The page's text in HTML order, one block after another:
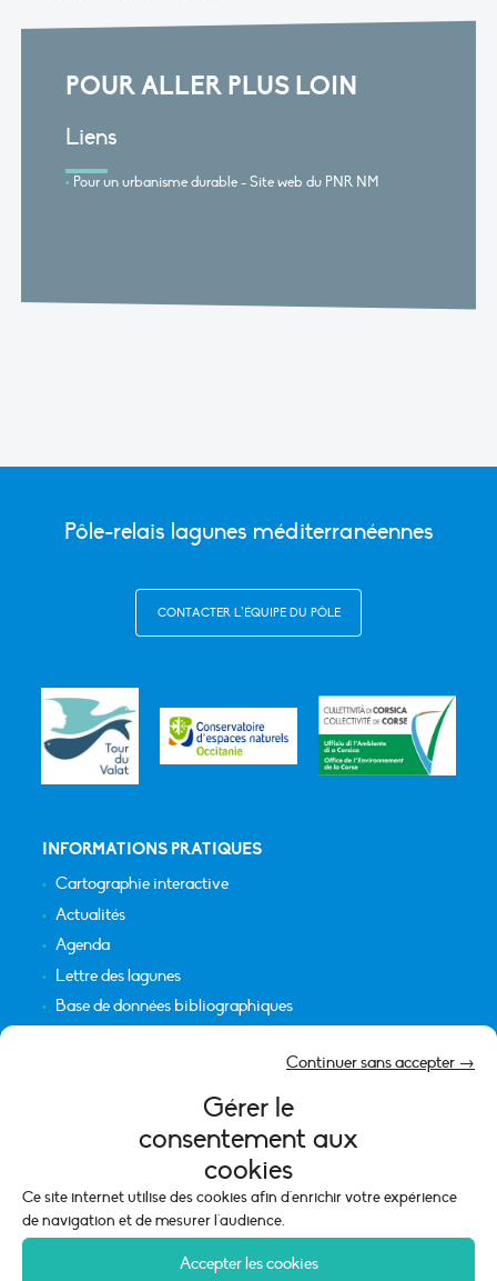
Gérer le
consentement aux
cookies
Ce site internet utilise des cookies afin d'enrichir votre expérience
de navigation et de mesurer l'audience.
Accepter les cookies
Continuer sans accepter →
POUR ALLER PLUS LOIN
Liens
Pour un urbanisme durable - Site web du PNR NM
Pôle-relais lagunes méditerranéennes
CONTACTER L’ÉQUIPE DU PÔLE
INFORMATIONS PRATIQUES
Cartographie interactive
Actualités
Agenda
Lettre des lagunes
Base de données bibliographiques
Mentions légales
Politique de cookies (UE)